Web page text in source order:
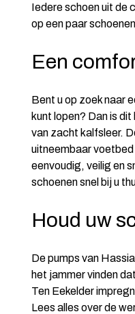
Iedere schoen uit de
op een paar
Een
Bent u op zoek naar
kunt lopen? Dan is
van zacht kalfsleer.
uitneembaar
eenvoudig, veilig en
schoenen snel bij u
Houd uw
De pumps van
het jammer vinden
Ten Eekelder
Lees alles over de